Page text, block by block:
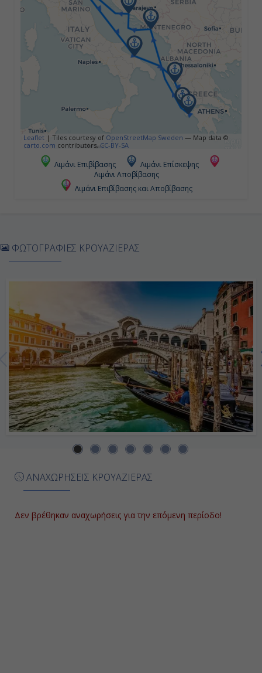
20:00
Ημέρα 5η
Αργοστόλι (Kεφαλονιά), Ελλάδα
08:00
16:00
Ημέρα 6η
Ημέρα 7η
Σπλιτ, Κροατία
08:00
17:00
Ημέρα 8η
Βενετία, Ιταλία
Leaflet | Tiles courtesy of OpenStreetMap Sweden — Map data ©
carto.com contributors, CC-BY-SA
Λιμάνι Επιβίβασης
Λιμάνι Επίσκεψης
Λιμάνι Αποβίβασης
Λιμάνι Επιβίβασης και Αποβίβασης
ΑΝΑΧΩΡΗΣΕΙΣ ΚΡΟΥΑΖΙΕΡΑΣ
Δεν βρέθηκαν αναχωρήσεις για την επόμενη περίοδο!
ΦΩΤΟΓΡΑΦΙΕΣ ΚΡΟΥΑΖΙΕΡΑΣ